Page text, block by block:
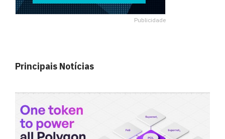
Publicidade
Principais Notícias